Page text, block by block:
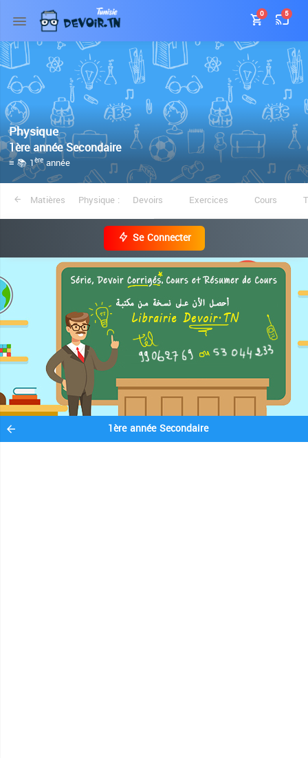
0 5
Physique
1ère année Secondaire
≡ 📚 1èreannée
Matières Physique : Devoirs Exercices Cours
Se Connecter
1ère année Secondaire